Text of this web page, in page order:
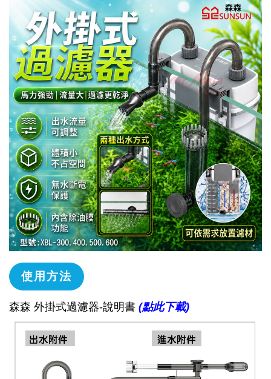
使用方法
森森 外掛式過濾器-說明書 (點此下載)